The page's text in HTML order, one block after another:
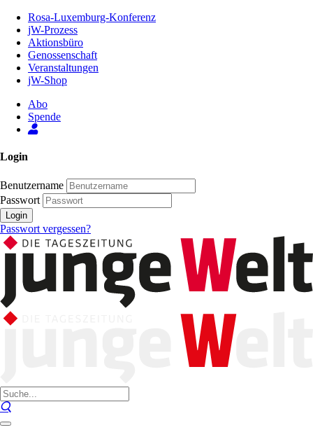
Inhalt
Seite
Rosa-Luxemburg-Konferenz
jW-Prozess
Aktionsbüro
Genossenschaft
Veranstaltungen
jW-Shop
Abo
Spende
Login
Benutzername
Passwort
Login
Passwort vergessen?